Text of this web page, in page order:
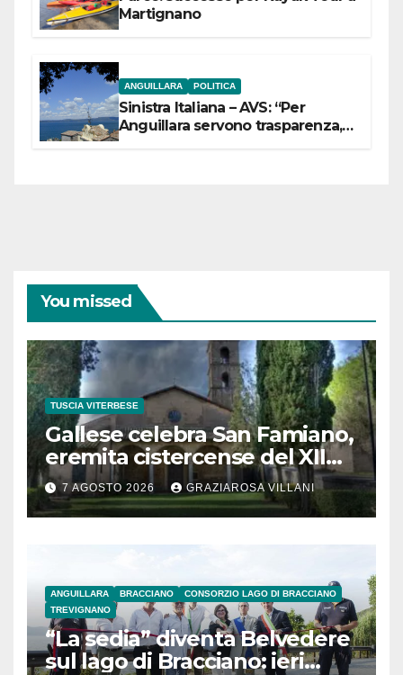
Martignano
ANGUILLARA POLITICA
Sinistra Italiana – AVS: “Per
Anguillara servono trasparenza,
You missed
TUSCIA VITERBESE
Gallese celebra San Famiano,
eremita cistercense del XII
secolo
7 AGOSTO 2026 GRAZIAROSA VILLANI
ANGUILLARA BRACCIANO
CONSORZIO LAGO DI BRACCIANO
TREVIGNANO
“La sedia” diventa Belvedere
sul lago di Bracciano: ieri